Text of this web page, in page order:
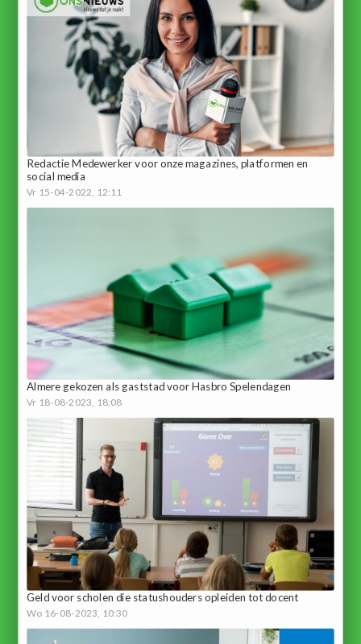
Redactie Medewerker voor onze magazines, platformen en
social media
Vr 15-04-2022, 12:11
Almere gekozen als gaststad voor Hasbro Spelendagen
Vr 18-08-2023, 18:08
Geld voor scholen die statushouders opleiden tot docent
Wo 16-08-2023, 10:30